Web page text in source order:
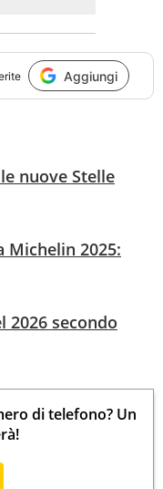
Aggiungi
nuove Stelle
Michelin 2025:
secondo
di telefono? Un